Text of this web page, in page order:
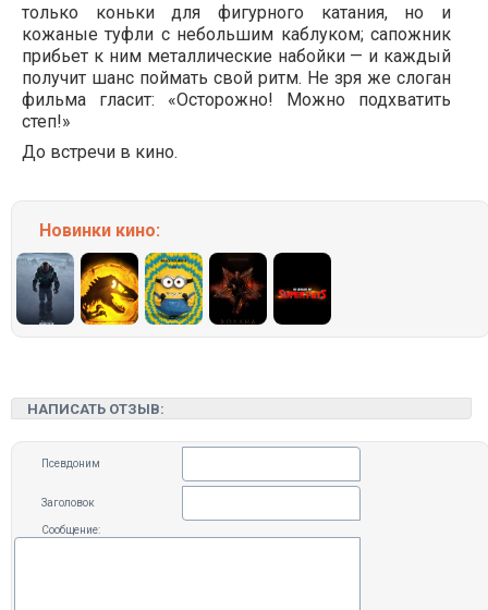
только коньки для фигурного катания, но и
кожаные туфли с небольшим каблуком; сапожник
прибьет к ним металлические набойки — и каждый
получит шанс поймать свой ритм. Не зря же слоган
фильма гласит: «Осторожно! Можно подхватить
степ!»
До встречи в кино.
Новинки кино:
НАПИСАТЬ ОТЗЫВ:
Псевдоним
Заголовок
Сообщение: